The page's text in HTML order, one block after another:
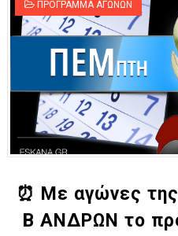
ΠΡΟΓΡΑΜΜΑ ΑΓΩΝΩΝ
⏰ Με αγώνες
Β ΑΝΔΡΩΝ το